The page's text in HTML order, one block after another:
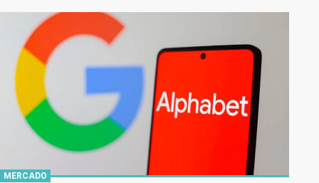
MERCADO